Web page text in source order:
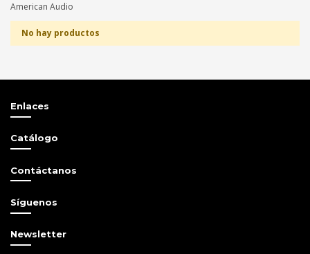
American Audio
No hay productos
Enlaces
Catálogo
Contáctanos
Síguenos
Newsletter